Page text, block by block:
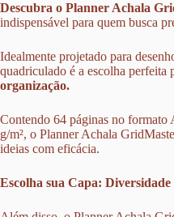
Descubra o Planner Achala
indispensável para quem busca
Idealmente projetado para
quadriculado é a escolha perfeita
organização.
Contendo 64 páginas no
g/m², o Planner Achala
ideias com eficácia.
Escolha sua Capa: Diversidade